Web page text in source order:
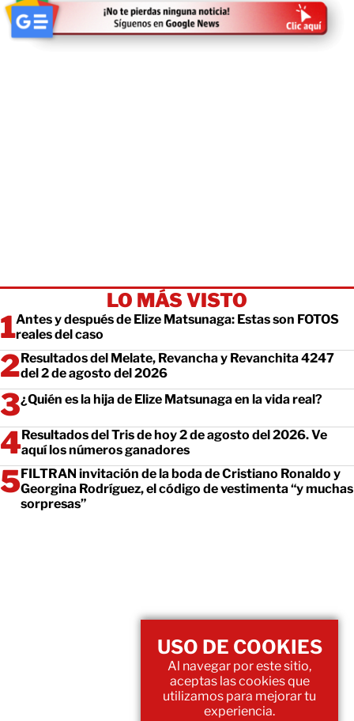
LO MÁS VISTO
Antes y después de Elize Matsunaga: Estas son FOTOS
reales del caso
Resultados del Melate, Revancha y Revanchita 4247
del 2 de agosto del 2026
¿Quién es la hija de Elize Matsunaga en la vida real?
Resultados del Tris de hoy 2 de agosto del 2026. Ve
aquí los números ganadores
FILTRAN invitación de la boda de Cristiano Ronaldo y
Georgina Rodríguez, el código de vestimenta “y muchas
sorpresas”
USO DE COOKIES
Al navegar por este sitio,
aceptas las cookies que
utilizamos para mejorar tu
experiencia.